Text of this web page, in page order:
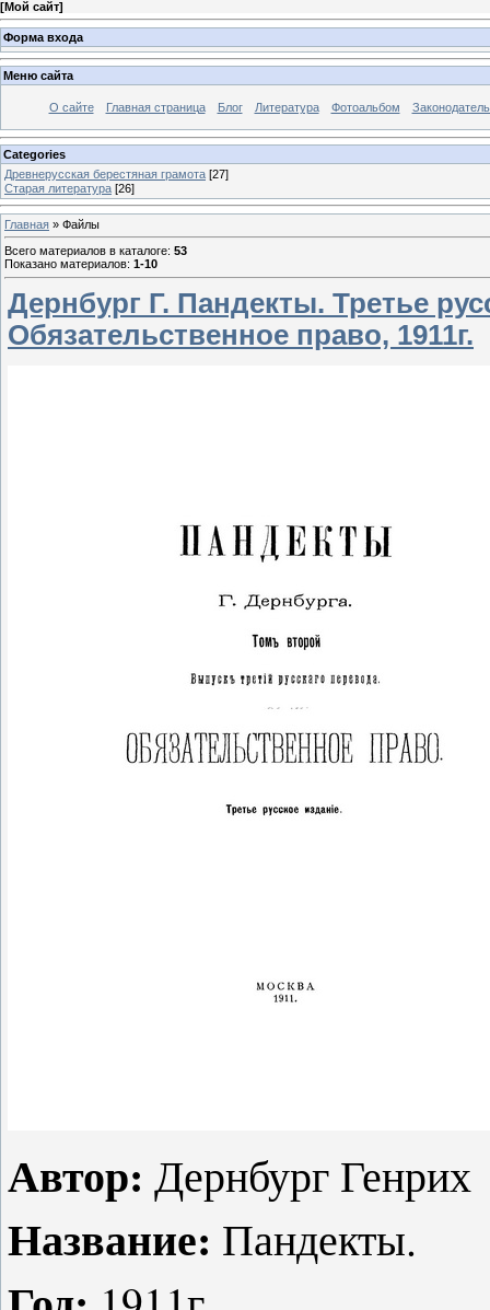
[Мой сайт]
Форма входа
Меню сайта
О сайте Главная страница Блог Литература Фотоальбом
Categories
Древнерусская берестяная грамота [27]
Старая литература [26]
Главная » Файлы
Всего материалов в каталоге: 53
Показано материалов: 1-10
Дернбург Г. Пандекты. Третье
Обязательственное право, 1911г.
Автор: Дернбург Генрих
Название: Пандекты.